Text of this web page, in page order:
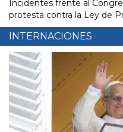
Incidentes frente al
protesta contra la Ley de
INTERNACIONES